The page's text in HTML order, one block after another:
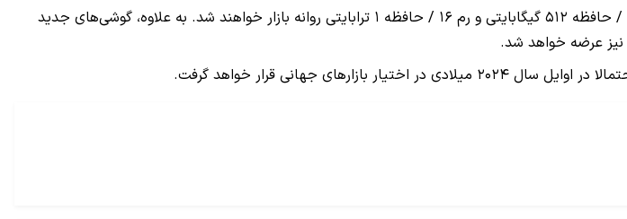
شایان ذکر است که سری شیائومی ۱۴ احتمالا در سه کانفیگ رم ۱۲ / حافظه ۲۵۶ گیگابایتی، رم ۱۶ / حافظه ۵۱۲ گیگابایتی و رم ۱۶ / حافظه ۱ ترابایتی روانه بازار خواهند شد. به علاوه، گوشی‌های جدید